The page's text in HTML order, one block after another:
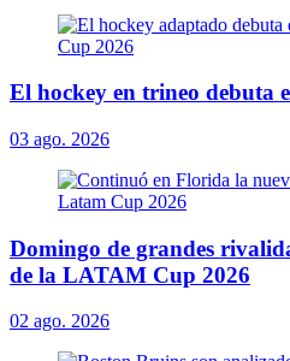
El hockey en trineo debuta
03 ago. 2026
Domingo de grandes
de la LATAM Cup 2026
02 ago. 2026